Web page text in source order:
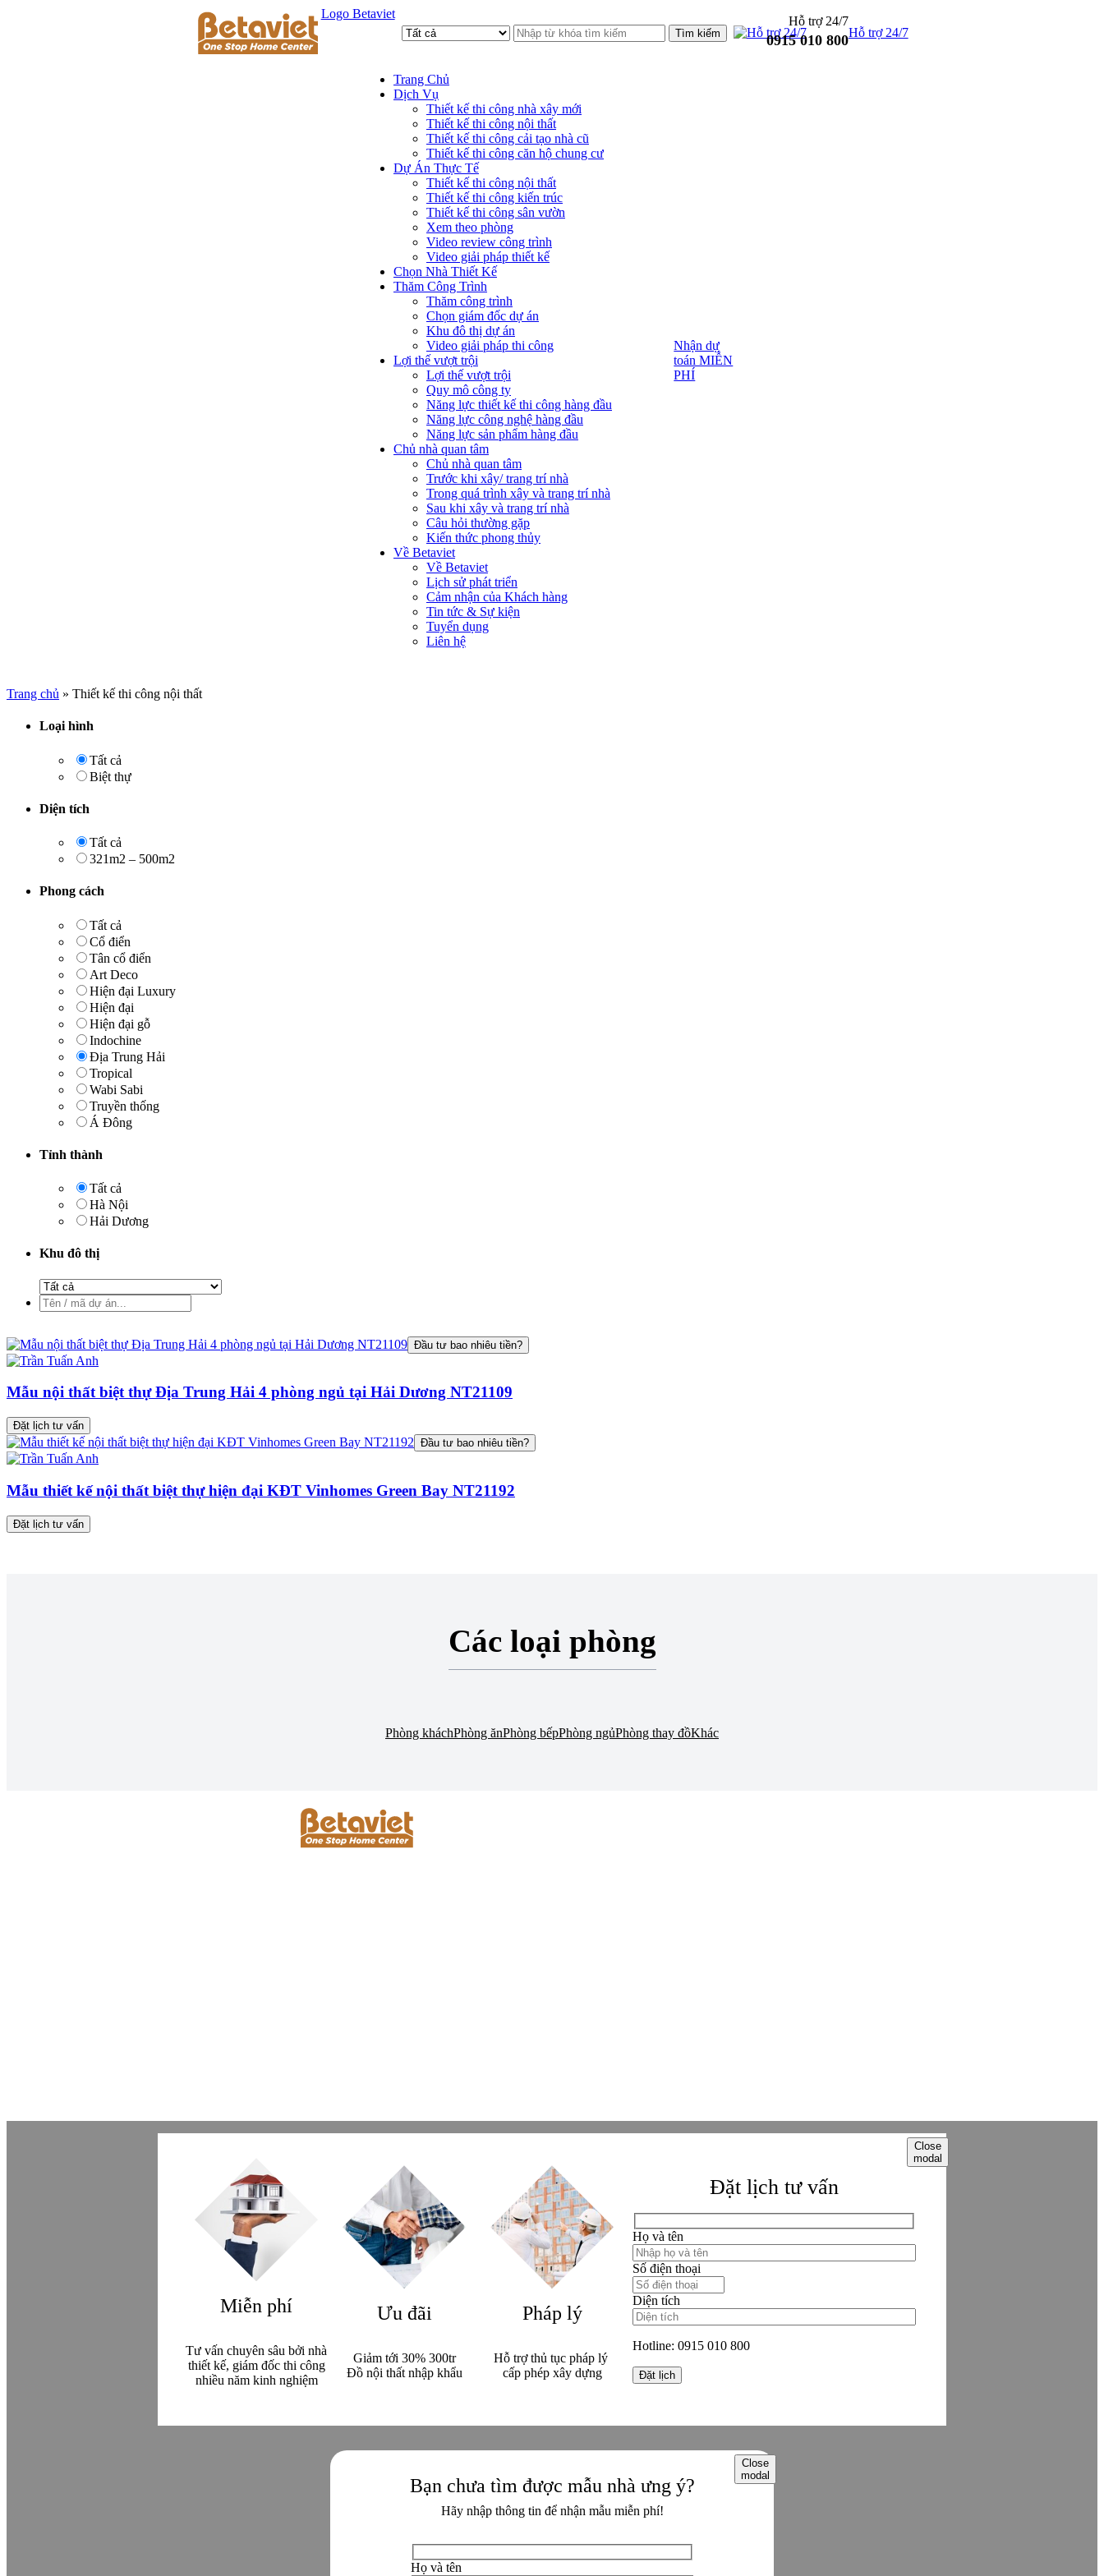
Logo Betaviet
Hỗ trợ 24/7
0915 010 800Hỗ trợ 24/7
Trang Chủ
Dịch Vụ
Thiết kế thi công nhà xây mới
Thiết kế thi công nội thất
Thiết kế thi công cải tạo nhà cũ
Thiết kế thi công căn hộ chung cư
Dự Án Thực Tế
Thiết kế thi công nội thất
Thiết kế thi công kiến trúc
Thiết kế thi công sân vườn
Xem theo phòng
Video review công trình
Video giải pháp thiết kế
Chọn Nhà Thiết Kế
Thăm Công Trình
Thăm công trình
Chọn giám đốc dự án
Khu đô thị dự án
Video giải pháp thi công
Lợi thế vượt trội
Lợi thế vượt trội
Quy mô công ty
Năng lực thiết kế thi công hàng đầu
Năng lực công nghệ hàng đầu
Năng lực sản phẩm hàng đầu
Chủ nhà quan tâm
Chủ nhà quan tâm
Trước khi xây/ trang trí nhà
Trong quá trình xây và trang trí nhà
Sau khi xây và trang trí nhà
Câu hỏi thường gặp
Kiến thức phong thủy
Về Betaviet
Về Betaviet
Lịch sử phát triển
Cảm nhận của Khách hàng
Tin tức & Sự kiện
Tuyển dụng
Liên hệ
Nhận dự
toán MIỄN
PHÍ
Trang chủ » Thiết kế thi công nội thất
Loại hình
Tất cả
Biệt thự
Diện tích
Tất cả
321m2 – 500m2
Phong cách
Tất cả
Cổ điển
Tân cổ điển
Art Deco
Hiện đại Luxury
Hiện đại
Hiện đại gỗ
Indochine
Địa Trung Hải
Tropical
Wabi Sabi
Truyền thống
Á Đông
Tỉnh thành
Tất cả
Hà Nội
Hải Dương
Khu đô thị
Đầu tư bao nhiêu tiền?
Mẫu nội thất biệt thự Địa Trung Hải 4 phòng ngủ tại Hải Dương NT21109
Đặt lịch tư vấn
Đầu tư bao nhiêu tiền?
Mẫu thiết kế nội thất biệt thự hiện đại KĐT Vinhomes Green Bay NT21192
Đặt lịch tư vấn
Các loại phòng
Phòng kháchPhòng ănPhòng bếpPhòng ngủPhòng thay đồKhác
Miễn phí
Tư vấn chuyên sâu bởi nhà
thiết kế, giám đốc thi công
nhiều năm kinh nghiệm
Ưu đãi
Giảm tới 30% 300tr
Đồ nội thất nhập khẩu
Pháp lý
Hỗ trợ thủ tục pháp lý
cấp phép xây dựng
Đặt lịch tư vấn
Họ và tên
Số điện thoại
Diện tích
Hotline: 0915 010 800
Close
modal
Close
modal
Bạn chưa tìm được mẫu nhà ưng ý?
Hãy nhập thông tin để nhận mẫu miễn phí!
Họ và tên